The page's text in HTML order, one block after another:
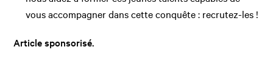
vous accompagner dans cette conquête : recrutez-les !
Article sponsorisé.